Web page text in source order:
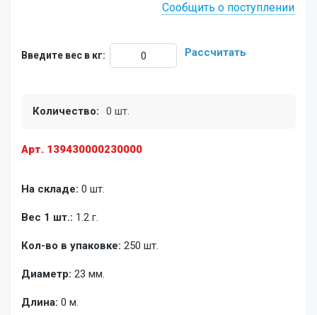
Арт. 139430000230000
На складе: 0 шт.
Вес 1 шт.: 1.2 г.
Кол-во в упаковке: 250 шт.
Диаметр: 23 мм.
Длина: 0 м.
Сообщить о поступлении
Введите вес в кг: Рассчитать
Количество: 0 шт.